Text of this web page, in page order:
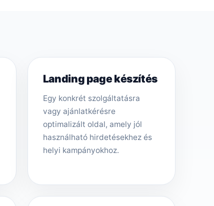
Landing page készítés
Egy konkrét szolgáltatásra
vagy ajánlatkérésre
optimalizált oldal, amely jól
használható hirdetésekhez és
helyi kampányokhoz.